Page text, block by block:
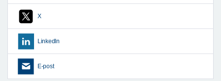
X
LinkedIn
E-post